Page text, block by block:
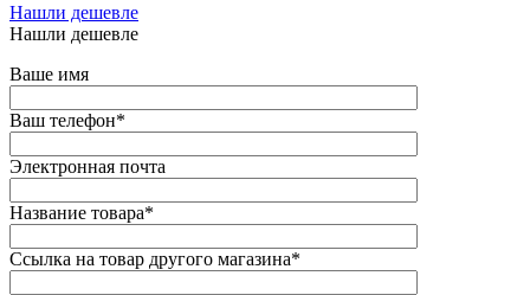
Нашли дешевле
Нашли дешевле
Ваше имя
Ваш телефон*
Электронная почта
Название товара*
Ссылка на товар другого магазина*